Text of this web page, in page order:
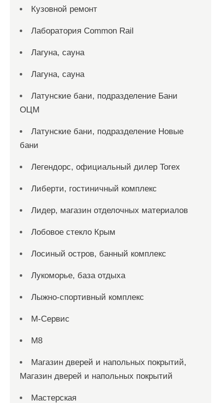
Кузовной ремонт
Лаборатория Common Rail
Лагуна, сауна
Лагуна, сауна
Латунские бани, подразделение Бани
ОЦМ
Латунские бани, подразделение Новые
бани
Легендорс, официальный дилер Torex
Либерти, гостиничный комплекс
Лидер, магазин отделочных материалов
Лобовое стекло Крым
Лосиный остров, банный комплекс
Лукоморье, база отдыха
Лыжно-спортивный комплекс
М-Сервис
М8
Магазин дверей и напольных покрытий,
Магазин дверей и напольных покрытий
Мастерская